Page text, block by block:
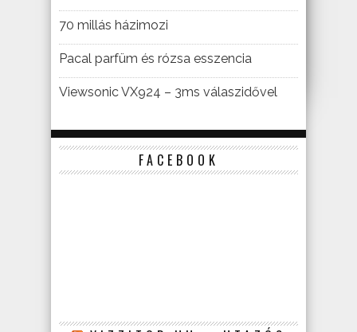
70 millás házimozi
Pacal parfüm és rózsa esszencia
Viewsonic VX924 – 3ms válaszidővel
FACEBOOK